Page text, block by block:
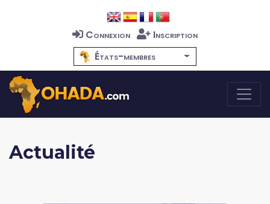
Connexion
Inscription
États-membres
Actualité